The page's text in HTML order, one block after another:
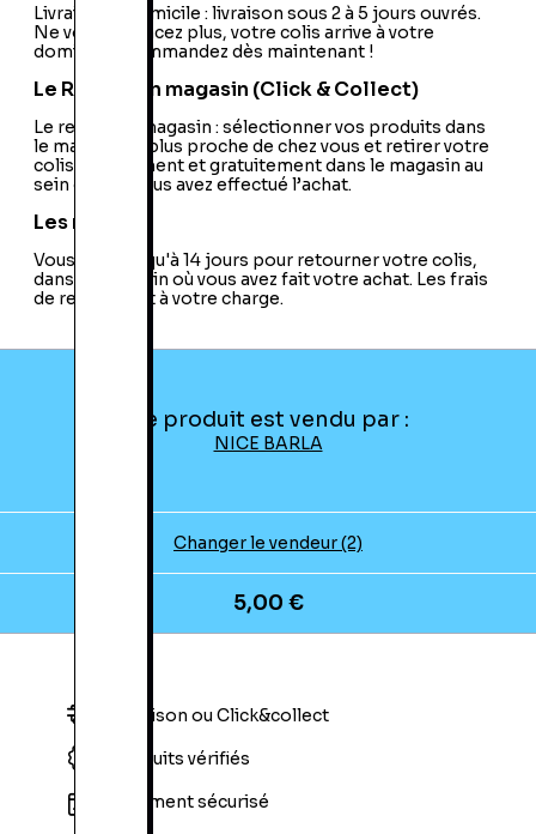
Livraison à domicile : livraison sous 2 à 5 jours ouvrés.
Ne vous déplacez plus, votre colis arrive à votre
domicile ! Commandez dès maintenant !
Le Retrait en magasin (Click & Collect)
Le retrait en magasin : sélectionner vos produits dans
le magasin le plus proche de chez vous et retirer votre
colis directement et gratuitement dans le magasin au
sein duquel vous avez effectué l’achat.
Les retours
Vous avez jusqu'à 14 jours pour retourner votre colis,
dans le magasin où vous avez fait votre achat. Les frais
de retour sont à votre charge.
Ce produit est vendu par :
NICE BARLA
Changer le vendeur (2)
5,00 €
Livraison ou Click&collect
Produits vérifiés
Paiement sécurisé